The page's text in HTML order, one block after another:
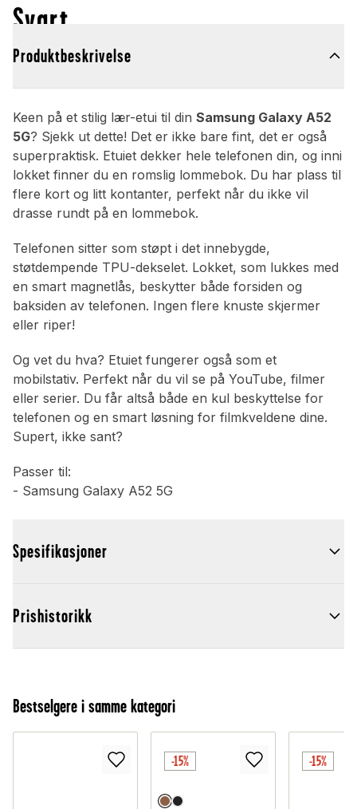
Svart
Produktbeskrivelse
Keen på et stilig lær-etui til din Samsung Galaxy A52
5G? Sjekk ut dette! Det er ikke bare fint, det er også
superpraktisk. Etuiet dekker hele telefonen din, og inni
lokket finner du en romslig lommebok. Du har plass til
flere kort og litt kontanter, perfekt når du ikke vil
drasse rundt på en lommebok.
Telefonen sitter som støpt i det innebygde,
støtdempende TPU-dekselet. Lokket, som lukkes med
en smart magnetlås, beskytter både forsiden og
baksiden av telefonen. Ingen flere knuste skjermer
eller riper!
Og vet du hva? Etuiet fungerer også som et
mobilstativ. Perfekt når du vil se på YouTube, filmer
eller serier. Du får altså både en kul beskyttelse for
telefonen og en smart løsning for filmkveldene dine.
Supert, ikke sant?
Passer til:
- Samsung Galaxy A52 5G
Spesifikasjoner
Prishistorikk
Bestselgere i samme kategori
-15% -15%